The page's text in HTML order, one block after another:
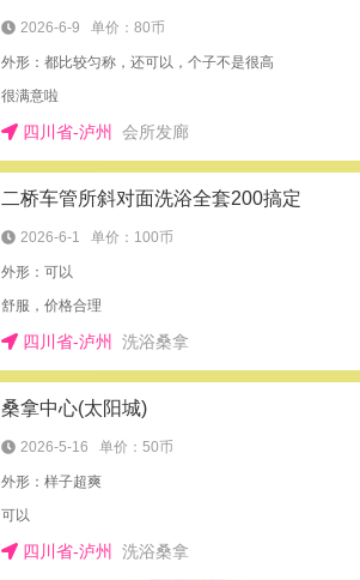
2026-6-9 单价：80币
外形：都比较匀称，还可以，个子不是很高
很满意啦
四川省-泸州 会所发廊
二桥车管所斜对面洗浴全套200搞定
2026-6-1 单价：100币
外形：可以
舒服，价格合理
四川省-泸州 洗浴桑拿
桑拿中心(太阳城)
2026-5-16 单价：50币
外形：样子超爽
可以
四川省-泸州 洗浴桑拿